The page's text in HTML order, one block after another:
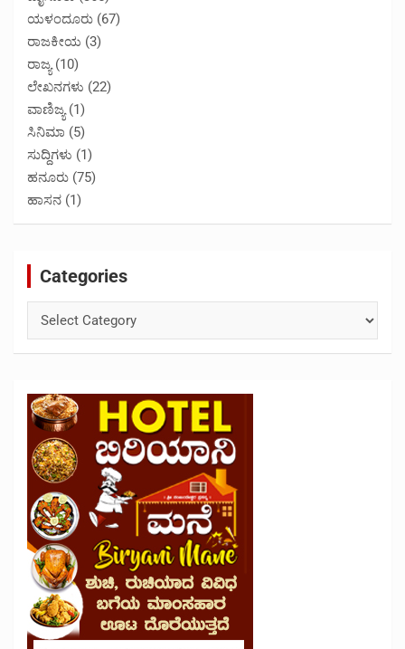
ಯಳಂದೂರು (67)
ರಾಜಕೀಯ (3)
ರಾಜ್ಯ(10)
ಲೇಖನಗಳು (22)
ವಾಣಿಜ್ಯ(1)
ಸಿನಿಮಾ (5)
ಸುದ್ದಿಗಳು (1)
ಹನೂರು (75)
ಹಾಸನ (1)
Categories